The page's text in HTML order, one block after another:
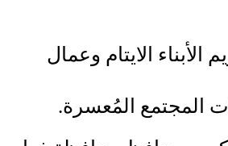
الايتام وعمال
المجتمع المُعسرة.